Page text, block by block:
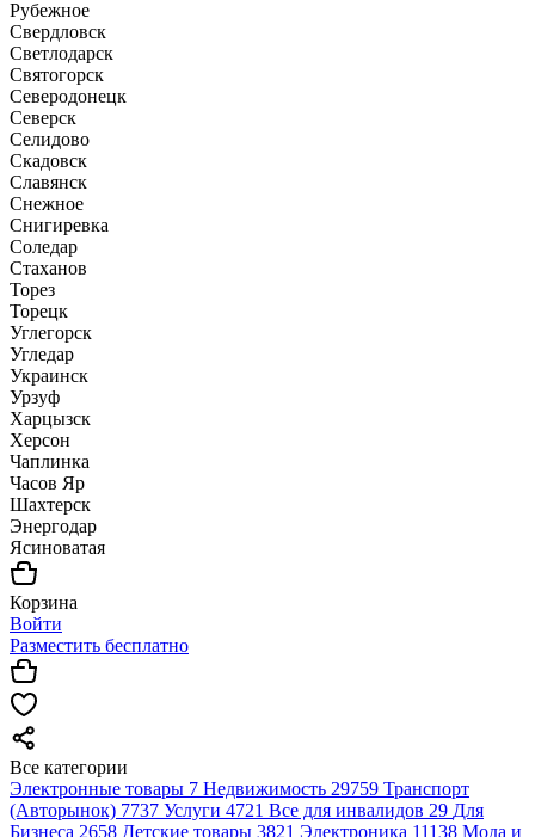
Рубежное
Свердловск
Светлодарск
Святогорск
Северодонецк
Северск
Селидово
Скадовск
Славянск
Снежное
Снигиревка
Соледар
Стаханов
Торез
Торецк
Углегорск
Угледар
Украинск
Урзуф
Харцызск
Херсон
Чаплинка
Часов Яр
Шахтерск
Энергодар
Ясиноватая
Корзина
Войти
Разместить бесплатно
Все категории
Электронные товары 7 Недвижимость 29759 Транспорт
(Авторынок) 7737 Услуги 4721 Все для инвалидов 29 Для
Бизнеса 2658 Детские товары 3821 Электроника 11138 Мода и